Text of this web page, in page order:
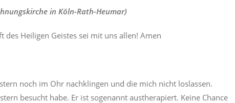
in Köln-Rath-Heumar)
des Heiligen Geistes sei mit uns allen! Amen
noch im Ohr nachklingen und die mich nicht loslassen.
besucht habe. Er ist sogenannt austherapiert. Keine Chance